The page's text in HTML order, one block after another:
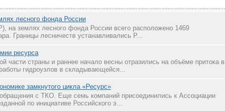
лесного фонда России
на землях лесного фонда России всего расположено 1469
Границы лесничеств устанавливались Р...
ресурса
части страны и раннее начало весны отразились на объёме притока в
гидроузлов в складывающейся...
замкнутого цикла «Ресурс»
с ТКО. Еще семь компаний присоединились к Ассоциации
по инициативе Российского э...